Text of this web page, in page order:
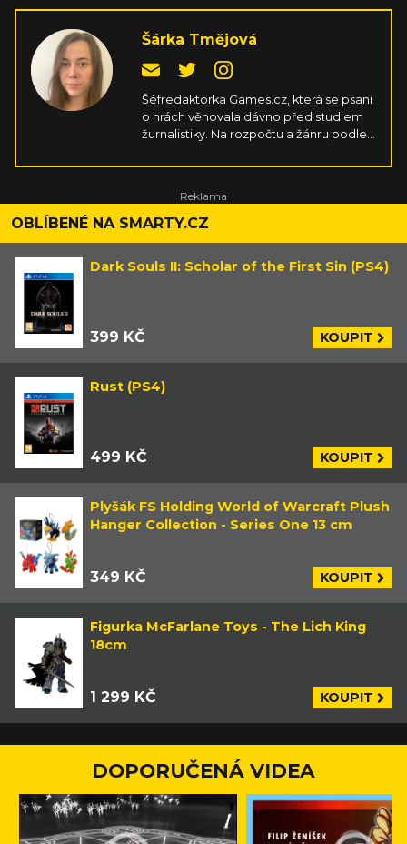
Šárka Tmějová
Šéfredaktorka Games.cz, která se psaní
o hrách věnovala dávno před studiem
žurnalistiky. Na rozpočtu a žánru podle
především srdíčko, ale skvělá hratelnost
na gamepadu, jen aby si nemusela
pořád kupovat nové PC komponenty.
OBLÍBENÉ NA SMARTY.CZ
Dark Souls II: Scholar of the First Sin (PS4)
399 KČ KOUPIT
Rust (PS4)
499 KČ KOUPIT
Plyšák FS Holding World of Warcraft Plush
Hanger Collection - Series One 13 cm
349 KČ KOUPIT
Figurka McFarlane Toys - The Lich King
18cm
1 299 KČ KOUPIT
DOPORUČENÁ VIDEA